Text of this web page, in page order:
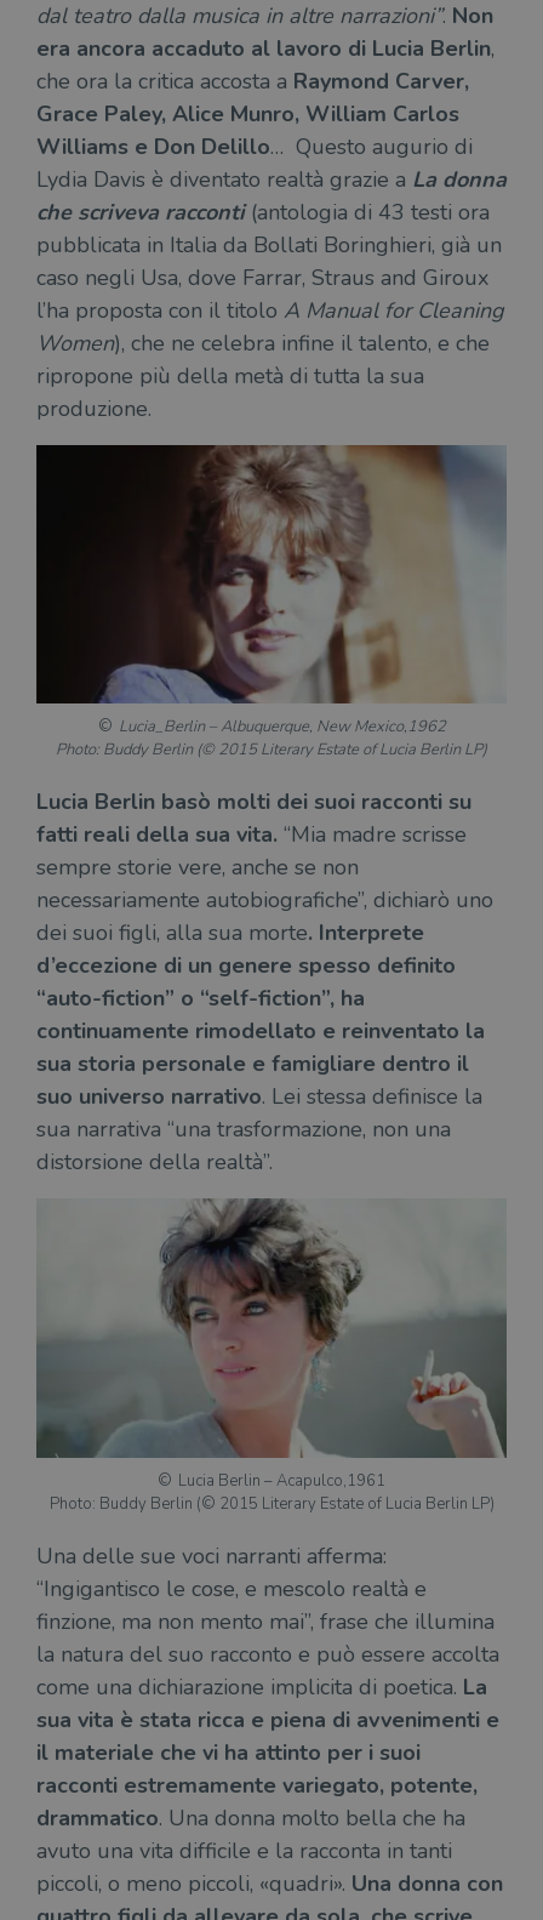
dal teatro dalla musica in altre narrazioni”. Non
era ancora accaduto al lavoro di Lucia Berlin,
che ora la critica accosta a Raymond Carver,
Grace Paley, Alice Munro, William Carlos
Williams e Don Delillo… Questo augurio di
Lydia Davis è diventato realtà grazie a La donna
che scriveva racconti(antologia di 43 testi ora
pubblicata in Italia da Bollati Boringhieri, già un
caso negli Usa, dove Farrar, Straus and Giroux
l’ha proposta con il titolo A Manual for Cleaning
Women), che ne celebra infine il talento, e che
ripropone più della metà di tutta la sua
produzione.
Lucia_Berlin – Albuquerque, New Mexico,1962
Photo: Buddy Berlin (© 2015 Literary Estate of Lucia Berlin LP)
Lucia Berlin basò molti dei suoi racconti su
fatti reali della sua vita. “Mia madre scrisse
sempre storie vere, anche se non
necessariamente autobiografiche”, dichiarò uno
dei suoi figli, alla sua morte. Interprete
d’eccezione di un genere spesso definito
“auto-fiction” o “self-fiction”, ha
continuamente rimodellato e reinventato la
sua storia personale e famigliare dentro il
suo universo narrativo. Lei stessa definisce la
sua narrativa “una trasformazione, non una
distorsione della realtà”.
Lucia Berlin – Acapulco,1961
Photo: Buddy Berlin (© 2015 Literary Estate of Lucia Berlin LP)
Una delle sue voci narranti afferma:
“Ingigantisco le cose, e mescolo realtà e
finzione, ma non mento mai”, frase che illumina
la natura del suo racconto e può essere accolta
come una dichiarazione implicita di poetica. La
sua vita è stata ricca e piena di avvenimenti e
il materiale che vi ha attinto per i suoi
racconti estremamente variegato, potente,
drammatico. Una donna molto bella che ha
avuto una vita difficile e la racconta in tanti
piccoli, o meno piccoli, «quadri». Una donna con